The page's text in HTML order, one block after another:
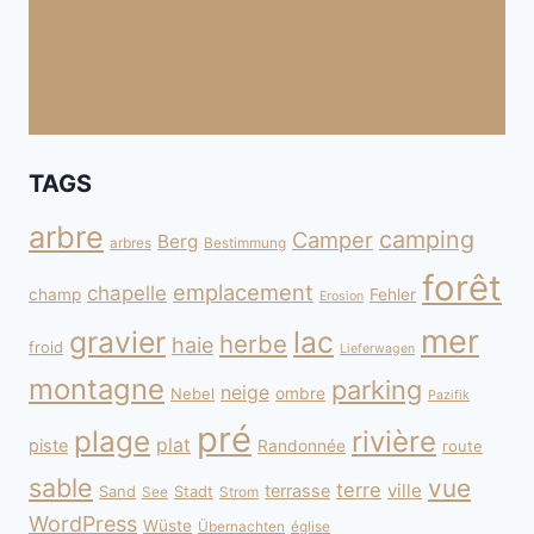
TAGS
arbre arbres Berg Bestimmung Camper camping
champ chapelle emplacement Erosion Fehler forêt
froid gravier haie herbe lac Lieferwagen mer
montagne Nebel neige ombre parking Pazifik
piste plage plat pré Randonnée rivière route
sable Sand See Stadt Strom terrasse terre ville vue
WordPress Wüste Übernachten église